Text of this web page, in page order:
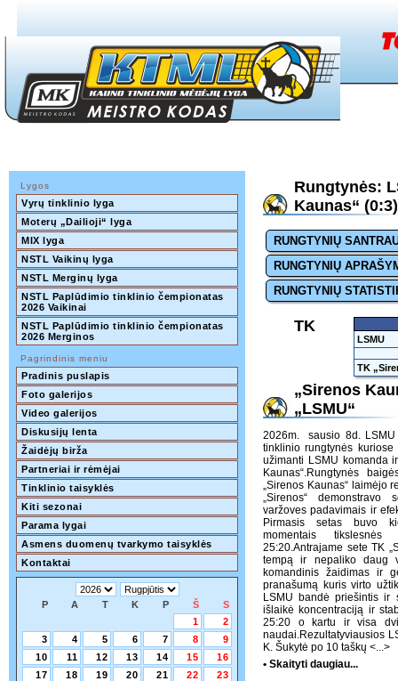
Lygos
Vyrų tinklinio lyga
Moterų „Dailioji“ lyga
MIX lyga
NSTL Vaikinų lyga
NSTL Merginų lyga
NSTL Paplūdimio tinklinio čempionatas
2026 Vaikinai
NSTL Paplūdimio tinklinio čempionatas
2026 Merginos
Pagrindinis meniu
Pradinis puslapis
Foto galerijos
Video galerijos
Diskusijų lenta
Žaidėjų birža
Partneriai ir rėmėjai
Tinklinio taisyklės
Kiti sezonai
Parama lygai
Asmens duomenų tvarkymo taisyklės
Kontaktai
P A T K P Š
S
1
2
3
4 5 6 7 8
9
10
11 12 13 14 15
16
17
18 19 20 21 22
23
Rungtynės:
Kaunas“ (0:3)
RUNGTYNIŲ
RUNGTYNIŲ
RUNGTYNIŲ
LSMU
TK
TK
„Sirenos
„LSMU“
2026m. sausio 8d.
tinklinio rungtynės
užimanti LSMU komanda
Kaunas“.Rungtynės
„Sirenos Kaunas“ laimėjo
„Sirenos“ demonstravo
varžoves padavimais ir
Pirmasis setas buvo
momentais
25:20.Antrajame sete TK
tempą ir nepaliko daug
komandinis žaidimas ir
pranašumą kuris virto
LSMU bandė priešintis ir
išlaikė koncentraciją ir
25:20 o kartu ir visa
naudai.Rezultatyviausios
K. Šukytė po 10 taškų <...>
• Skaityti daugiau...